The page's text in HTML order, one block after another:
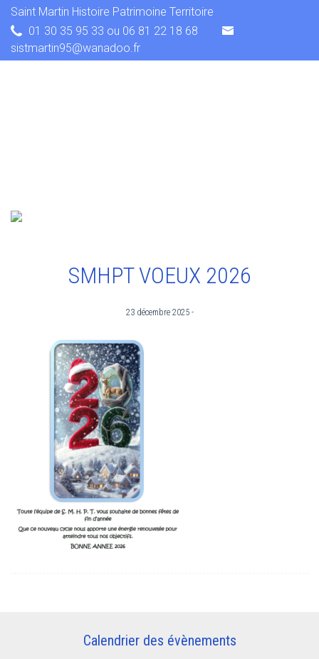
Saint Martin Histoire Patrimoine Territoire
01 30 35 95 33 ou 06 81 22 18 68
sistmartin95@wanadoo.fr
SMHPT VOEUX 2026
23 décembre 2025 -
Calendrier des évènements